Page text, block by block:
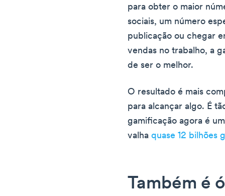
para obter o maior
sociais, um número
publicação ou chegar
vendas no trabalho, a
de ser o melhor.
O resultado é mais
para alcançar algo. É
gamificação agora é
valhaquase 12 bilhões
Também é